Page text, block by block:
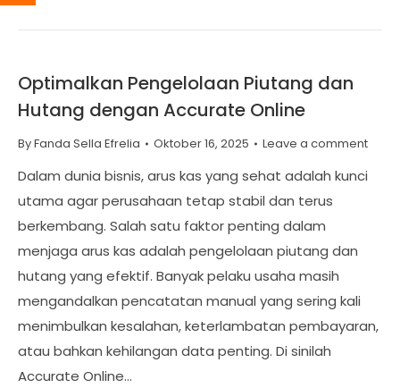
Optimalkan Pengelolaan Piutang dan
Hutang dengan Accurate Online
ByFanda Sella Efrelia Oktober 16, 2025 Leave a comment
Dalam dunia bisnis, arus kas yang sehat adalah kunci
utama agar perusahaan tetap stabil dan terus
berkembang. Salah satu faktor penting dalam
menjaga arus kas adalah pengelolaan piutang dan
hutang yang efektif. Banyak pelaku usaha masih
mengandalkan pencatatan manual yang sering kali
menimbulkan kesalahan, keterlambatan pembayaran,
atau bahkan kehilangan data penting. Di sinilah
Accurate Online…